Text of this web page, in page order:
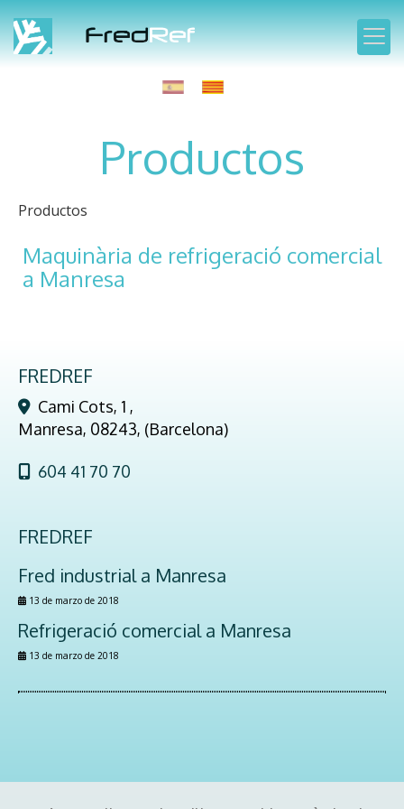
Productos
Productos
Maquinària de refrigeració comercial
a Manresa
FREDREF
Cami Cots, 1 ,
Manresa, 08243, (Barcelona)
604 41 70 70
FREDREF
Fred industrial a Manresa
13 de marzo de 2018
Refrigeració comercial a Manresa
13 de marzo de 2018